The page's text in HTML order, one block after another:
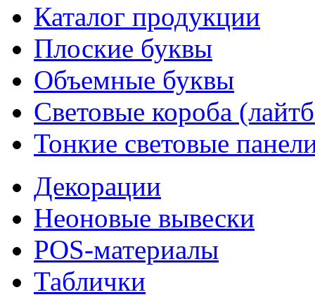
Каталог продукции
Плоские буквы
Объемные буквы
Световые короба
Тонкие световые
Декорации
Неоновые вывески
POS-материалы
Таблички